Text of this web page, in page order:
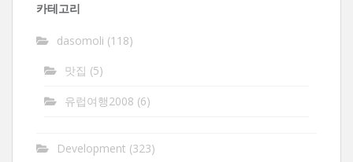
카테고리
dasomoli (118)
맛집 (5)
유럽여행2008 (6)
Development (323)